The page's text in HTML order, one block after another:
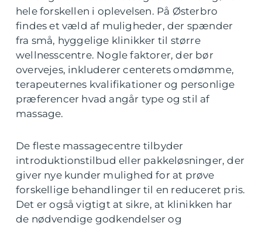
hele forskellen i oplevelsen. På Østerbro
findes et væld af muligheder, der spænder
fra små, hyggelige klinikker til større
wellnesscentre. Nogle faktorer, der bør
overvejes, inkluderer centerets omdømme,
terapeuternes kvalifikationer og personlige
præferencer hvad angår type og stil af
massage.
De fleste massagecentre tilbyder
introduktionstilbud eller pakkeløsninger, der
giver nye kunder mulighed for at prøve
forskellige behandlinger til en reduceret pris.
Det er også vigtigt at sikre, at klinikken har
de nødvendige godkendelser og